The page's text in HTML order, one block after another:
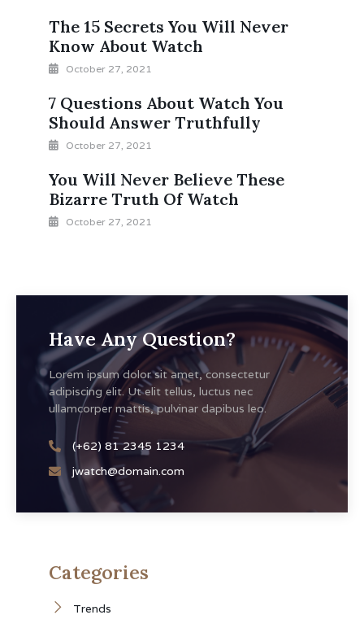
The 15 Secrets You Will Never
Know About Watch
October 27, 2021
7 Questions About Watch You
Should Answer Truthfully
October 27, 2021
You Will Never Believe These
Bizarre Truth Of Watch
October 27, 2021
Have Any Question?
Lorem ipsum dolor sit amet, consectetur
adipiscing elit. Ut elit tellus, luctus nec
ullamcorper mattis, pulvinar dapibus leo.
(+62) 81 2345 1234
jwatch@domain.com
Categories
Trends